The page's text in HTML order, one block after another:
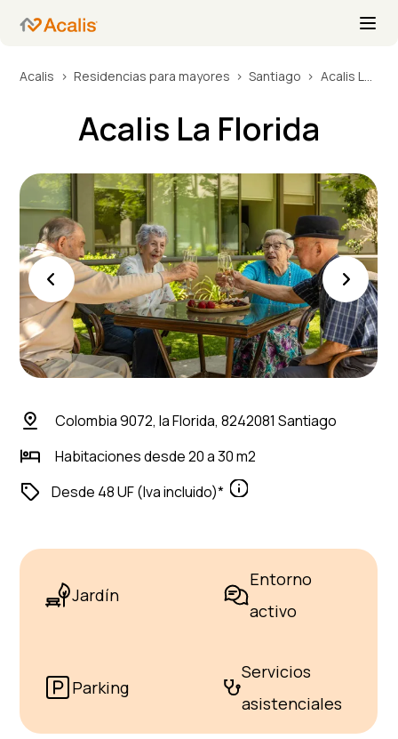
Acalis Residencias para mayores Santiago Acalis La Florida
Acalis La Florida
Colombia 9072, la Florida, 8242081 Santiago
Habitaciones desde 20 a 30 m2
Desde 48 UF (Iva incluido)*
Jardín
Entorno
activo
Parking
Servicios
asistenciales